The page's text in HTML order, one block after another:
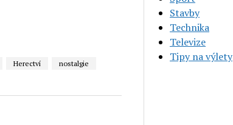
Herectví
nostalgie
Stavby
Technika
Televize
Tipy na výlety